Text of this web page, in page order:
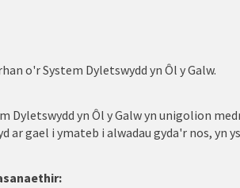
o'r System Dyletswydd yn Ôl y Galw.
Dyletswydd yn Ôl y Galw yn unigolion
ar gael i ymateb i alwadau gyda'r nos, yn